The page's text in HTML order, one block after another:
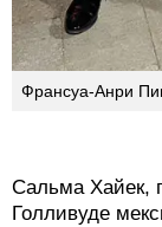
Франсуа-Анри
Сальма Хайек,
Голливуде